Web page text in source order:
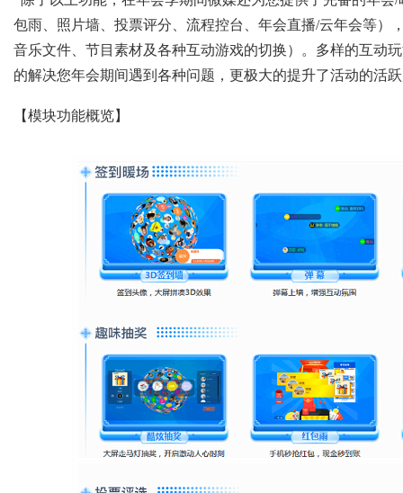
包雨、照片墙、投票评分、流程控台、年会直播/云年会等）
音乐文件、节目素材及各种互动游戏的切换）。多样的互动
的解决您年会期间遇到各种问题，更极大的提升了活动的活
【模块功能概览】